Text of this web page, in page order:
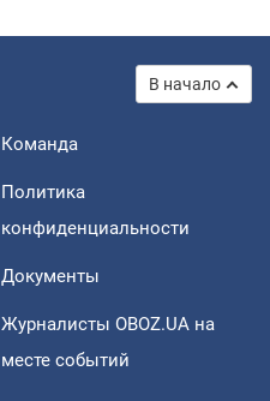
В начало
Команда
Политика
конфиденциальности
Документы
Журналисты OBOZ.UA на
месте событий